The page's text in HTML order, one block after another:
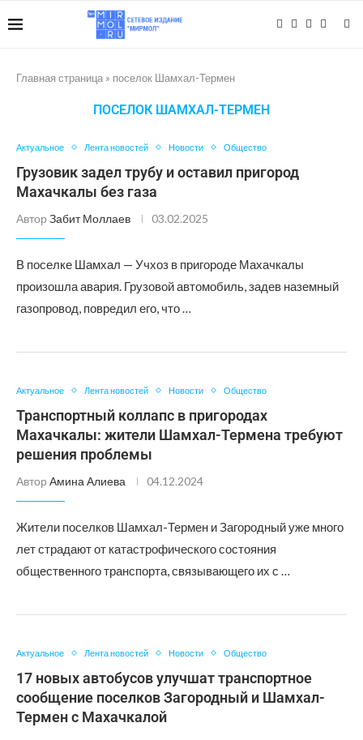
Главная страница » поселок Шамхал-Термен
ПОСЕЛОК ШАМХАЛ-ТЕРМЕН
Актуальное Лента новостей Новости Общество
Грузовик задел трубу и оставил пригород
Махачкалы без газа
Автор Забит Моллаев 03.02.2025
В поселке Шамхал — Учхоз в пригороде Махачкалы
произошла авария. Грузовой автомобиль, задев наземный
газопровод, повредил его, что …
Актуальное Лента новостей Новости Общество
Транспортный коллапс в пригородах
Махачкалы: жители Шамхал-Термена требуют
решения проблемы
Автор Амина Алиева 04.12.2024
Жители поселков Шамхал-Термен и Загородный уже много
лет страдают от катастрофического состояния
общественного транспорта, связывающего их с …
Актуальное Лента новостей Новости Общество
17 новых автобусов улучшат транспортное
сообщение поселков Загородный и Шамхал-
Термен с Махачкалой